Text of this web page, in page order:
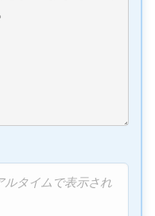
ルタイムで表示され